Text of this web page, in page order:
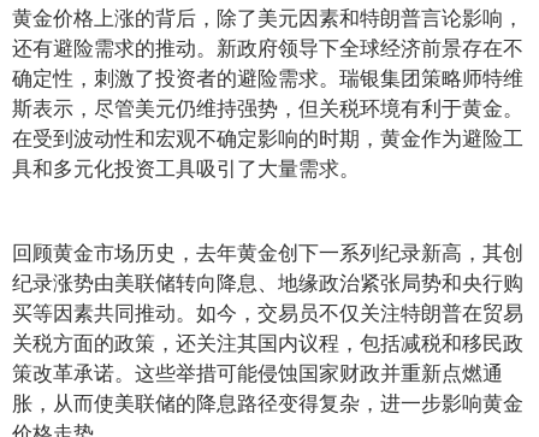
黄金价格上涨的背后，除了美元因素和特朗普言论影响，
还有避险需求的推动。新政府领导下全球经济前景存在不
确定性，刺激了投资者的避险需求。瑞银集团策略师特维
斯表示，尽管美元仍维持强势，但关税环境有利于黄金。
在受到波动性和宏观不确定影响的时期，黄金作为避险工
具和多元化投资工具吸引了大量需求。
回顾黄金市场历史，去年黄金创下一系列纪录新高，其创
纪录涨势由美联储转向降息、地缘政治紧张局势和央行购
买等因素共同推动。如今，交易员不仅关注特朗普在贸易
关税方面的政策，还关注其国内议程，包括减税和移民政
策改革承诺。这些举措可能侵蚀国家财政并重新点燃通
胀，从而使美联储的降息路径变得复杂，进一步影响黄金